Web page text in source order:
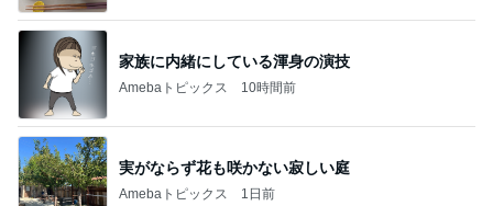
家族に内緒にしている渾身の演技
Amebaトピックス 10時間前
実がならず花も咲かない寂しい庭
Amebaトピックス 1日前